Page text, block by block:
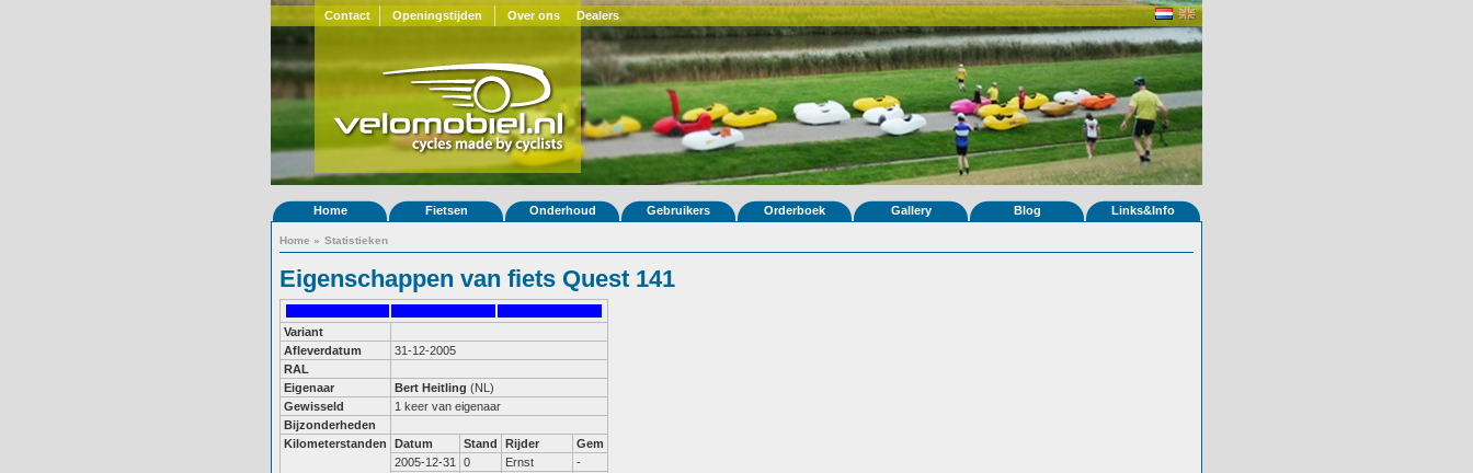
Contact Openingstijden Over ons Dealers
Home Fietsen Onderhoud Gebruikers Orderboek Gallery Blog Links&Info
Home » Statistieken
Eigenschappen van fiets Quest 141
Variant
Afleverdatum
31-12-2005
RAL
Eigenaar
Bert Heitling (NL)
Gewisseld
1 keer van eigenaar
Bijzonderheden
Kilometerstanden
Datum Stand Rijder
Gem
2005-12-31
0 Ernst
-